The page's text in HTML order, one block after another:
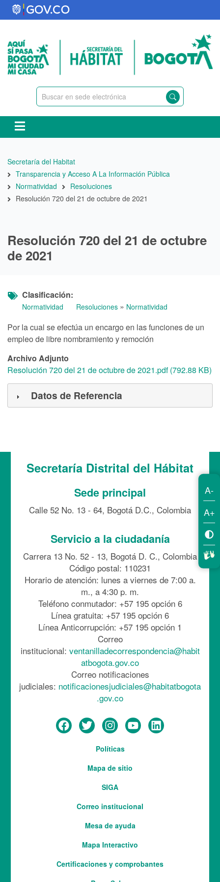
Pasar
al
principal
Ruta
de
navegación
Secretaría del Habitat
Transparencia y Acceso A La Información Pública
Normatividad
Resoluciones
Resolución 720 del 21 de octubre de 2021
Resolución 720 del 21 de octubre
de 2021
Clasificación
Normatividad Resoluciones » Normatividad
Por la cual se efectúa un encargo en las funciones de un
empleo de libre nombramiento y remoción
Archivo Adjunto
Resolución 720 del 21 de octubre de 2021.pdf (792.88 KB)
Datos de Referencia
Secretaría Distrital del Hábitat
Sede principal
Calle 52 No. 13 - 64, Bogotá D.C., Colombia
Servicio a la ciudadanía
Carrera 13 No. 52 - 13, Bogotá D. C., Colombia
Código postal: 110231
Horario de atención: lunes a viernes de 7:00 a.
m., a 4:30 p. m.
Teléfono conmutador: +57 195 opción 6
Línea gratuita: +57 195 opción 6
Línea Anticorrupción: +57 195 opción 1
Correo
institucional: ventanilladecorrespondencia@habit
atbogota.gov.co
Correo notificaciones
judiciales: notificacionesjudiciales@habitatbogota
.gov.co
Políticas
Mapa de sitio
SIGA
Correo institucional
Mesa de ayuda
Mapa Interactivo
ServicesCertificaciones y comprobantes
A-
A+